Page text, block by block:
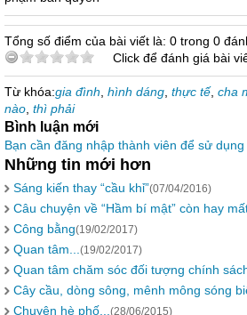
Tổng số điểm của bài viết là: 0 trong 0
Click để đánh giá bài
Từ khóa:gia đình hình dáng thực tế, cha
nào thì phải
Bình luận mới
Bạn cần đăng nhập thành viên để sử
Những tin mới hơn
Sáng kiến thay “cầu khỉ”(07/04/2016)
Câu chuyện về “Hầm bí mật” còn hay
Công bằng(19/02/2017)
Quan tâm... (19/02/2017)
Quan tâm chăm sóc đối tượng chính
Cây cầu, dòng sông, mênh mông sóng
Chuyện hè phố... (28/06/2015)